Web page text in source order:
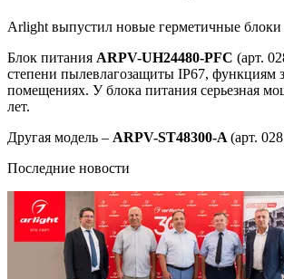
Arlight выпустил новые герметичные блоки
Блок питания ARPV-UH24480-PFC (арт.
степени пылевлагозащиты IP67, функциям
помещениях. У блока питания серьезная
лет.
Другая модель – ARPV-ST48300-A (арт.
Последние новости